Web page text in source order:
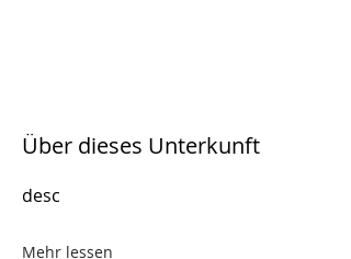
Über dieses Unterkunft
desc
Mehr lessen